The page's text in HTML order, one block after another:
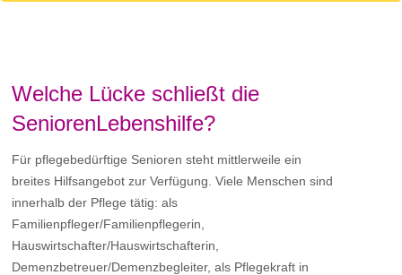
Welche Lücke schließt die
SeniorenLebenshilfe?
Für pflegebedürftige Senioren steht mittlerweile ein
breites Hilfsangebot zur Verfügung. Viele Menschen sind
innerhalb der Pflege tätig: als
Familienpfleger/Familienpflegerin,
Hauswirtschafter/Hauswirtschafterin,
Demenzbetreuer/Demenzbegleiter, als Pflegekraft in